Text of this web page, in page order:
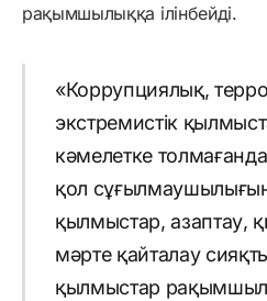
рақымшылыққа ілінбейді.
«Коррупциялық,
экстремистік
кәмелетке
қол
қылмыстар, азаптау,
мәрте қайталау
қылмыстар